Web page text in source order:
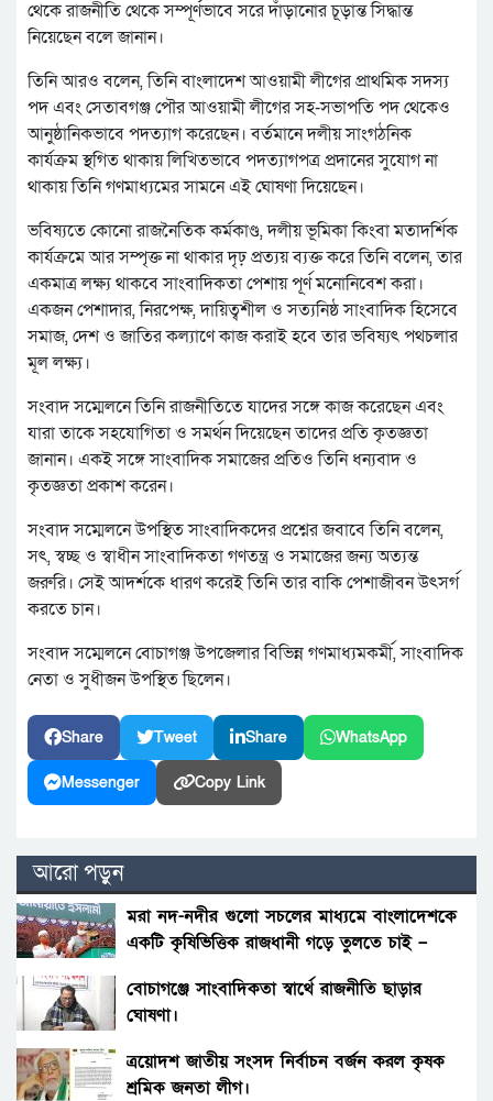
থেকে রাজনীতি থেকে সম্পূর্ণভাবে সরে দাঁড়ানোর চূড়ান্ত সিদ্ধান্ত
নিয়েছেন বলে জানান।
তিনি আরও বলেন, তিনি বাংলাদেশ আওয়ামী লীগের প্রাথমিক সদস্য
পদ এবং সেতাবগঞ্জ পৌর আওয়ামী লীগের সহ-সভাপতি পদ থেকেও
আনুষ্ঠানিকভাবে পদত্যাগ করেছেন। বর্তমানে দলীয় সাংগঠনিক
কার্যক্রম স্থগিত থাকায় লিখিতভাবে পদত্যাগপত্র প্রদানের সুযোগ না
থাকায় তিনি গণমাধ্যমের সামনে এই ঘোষণা দিয়েছেন।
ভবিষ্যতে কোনো রাজনৈতিক কর্মকাণ্ড, দলীয় ভূমিকা কিংবা মতাদর্শিক
কার্যক্রমে আর সম্পৃক্ত না থাকার দৃঢ় প্রত্যয় ব্যক্ত করে তিনি বলেন, তার
একমাত্র লক্ষ্য থাকবে সাংবাদিকতা পেশায় পূর্ণ মনোনিবেশ করা।
একজন পেশাদার, নিরপেক্ষ, দায়িত্বশীল ও সত্যনিষ্ঠ সাংবাদিক হিসেবে
সমাজ, দেশ ও জাতির কল্যাণে কাজ করাই হবে তার ভবিষ্যৎ পথচলার
মূল লক্ষ্য।
সংবাদ সম্মেলনে তিনি রাজনীতিতে যাদের সঙ্গে কাজ করেছেন এবং
যারা তাকে সহযোগিতা ও সমর্থন দিয়েছেন তাদের প্রতি কৃতজ্ঞতা
জানান। একই সঙ্গে সাংবাদিক সমাজের প্রতিও তিনি ধন্যবাদ ও
কৃতজ্ঞতা প্রকাশ করেন।
সংবাদ সম্মেলনে উপস্থিত সাংবাদিকদের প্রশ্নের জবাবে তিনি বলেন,
সৎ, স্বচ্ছ ও স্বাধীন সাংবাদিকতা গণতন্ত্র ও সমাজের জন্য অত্যন্ত
জরুরি। সেই আদর্শকে ধারণ করেই তিনি তার বাকি পেশাজীবন উৎসর্গ
করতে চান।
সংবাদ সম্মেলনে বোচাগঞ্জ উপজেলার বিভিন্ন গণমাধ্যমকর্মী, সাংবাদিক
নেতা ও সুধীজন উপস্থিত ছিলেন।
Share Tweet Share WhatsApp
Messenger Copy Link
আরো পড়ুন
মরা নদ-নদীর গুলো সচলের মাধ্যমে বাংলাদেশকে
একটি কৃষিভিত্তিক রাজধানী গড়ে তুলতে চাই –
বোচাগঞ্জে সাংবাদিকতা স্বার্থে রাজনীতি ছাড়ার
ঘোষণা।
ত্রয়োদশ জাতীয় সংসদ নির্বাচন বর্জন করল কৃষক
শ্রমিক জনতা লীগ।